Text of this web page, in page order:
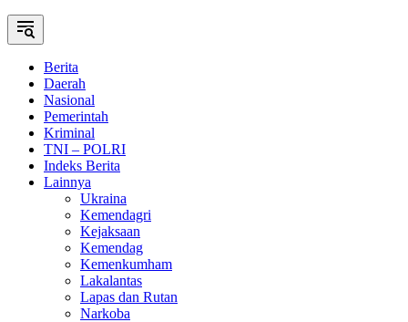
Berita
Daerah
Nasional
Pemerintah
Kriminal
TNI – POLRI
Indeks Berita
Lainnya
Ukraina
Kemendagri
Kejaksaan
Kemendag
Kemenkumham
Lakalantas
Lapas dan Rutan
Narkoba